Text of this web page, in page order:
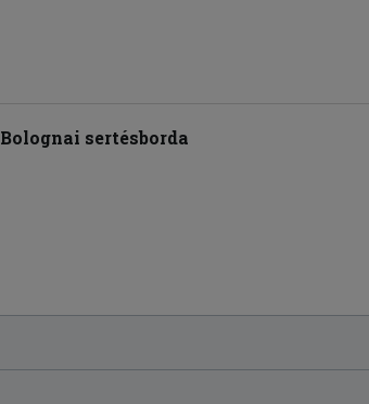
Bolognai sertésborda